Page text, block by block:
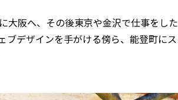
大阪へ、その後東京や金沢で仕事をした
ブデザインを手がける傍ら、能登町にス